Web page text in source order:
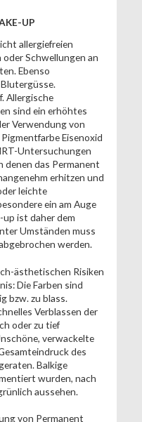
UP
allergiefreien
Schwellungen an
Ebenso
Allergische
sind ein erhöhtes
Verwendung von
Eisenoxid
Untersuchungen
denen das Permanent
erhitzen und
leichte
ein am Auge
ist daher dem
Umständen muss
werden.
ästhetischen Risiken
Die Farben sind
bzw. zu blass.
Verblassen der
oder zu tief
verwackelte
des
Balkige
wurden, nach
aussehen.
von Permanent